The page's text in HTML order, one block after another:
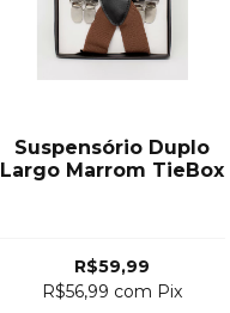
Suspensório Duplo
Largo Marrom TieBox
R$59,99
R$56,99 com Pix